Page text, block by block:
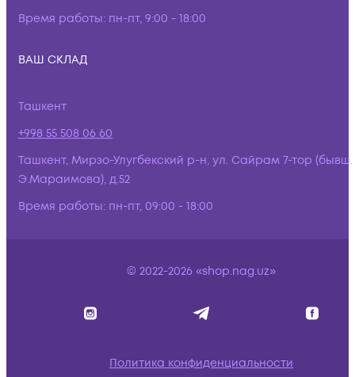
Время работы: пн-пт, 9:00 - 18:00
ВАШ СКЛАД
Ташкент
+998 55 508 06 60
Ташкент, Мирзо-Улугбекский р-н, ул. Сайрам 7-тор (бывш.
Э.Мараимова), д.52
Время работы: пн-пт, 09:00 - 18:00
© 2022-2026 «shop.nag.uz»
Политика конфиденциальности